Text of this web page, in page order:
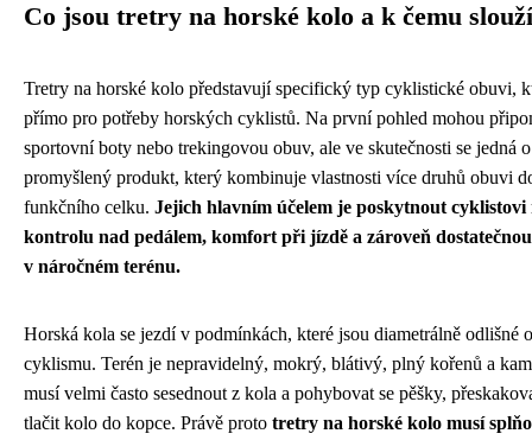
Co jsou tretry na horské kolo a k čemu slouží
Tretry na horské kolo představují specifický typ cyklistické obuvi,
přímo pro potřeby horských cyklistů. Na první pohled mohou
sportovní boty nebo trekingovou obuv, ale ve skutečnosti se jedná
promyšlený produkt, který kombinuje vlastnosti více druhů obuvi
funkčního celku. Jejich hlavním účelem je poskytnout
kontrolu nad pedálem, komfort při jízdě a zároveň
v náročném terénu.
Horská kola se jezdí v podmínkách, které jsou diametrálně odlišné
cyklismu. Terén je nepravidelný, mokrý, blátivý, plný kořenů a
musí velmi často sesednout z kola a pohybovat se pěšky,
tlačit kolo do kopce. Právě proto tretry na horské kolo musí